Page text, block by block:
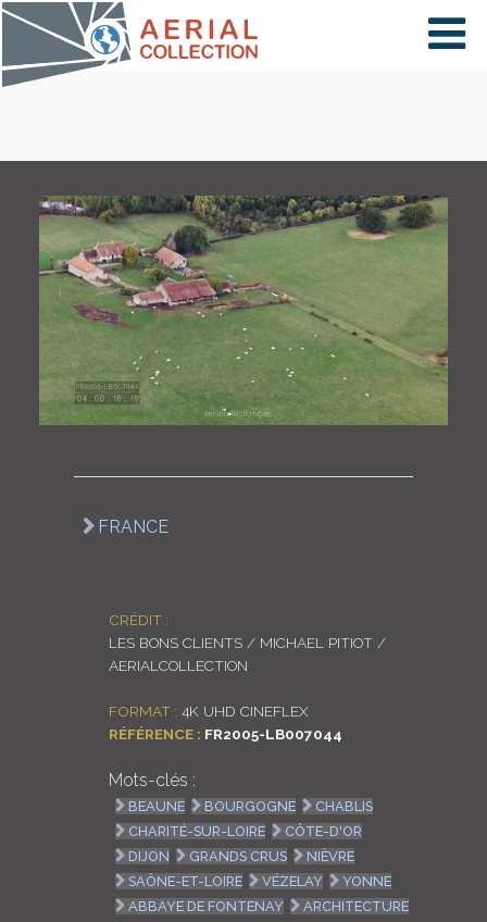
×
PAYS
CARTE
COLLECTIONS
FRANCE
CRÉDIT :
LES BONS CLIENTS / MICHAEL PITIOT /
AERIALCOLLECTION
FORMAT : 4K UHD CINEFLEX
RÉFÉRENCE : FR2005-LB007044
Mots-clés :
BEAUNE BOURGOGNE
CHABLIS
CHARITÉ-SUR-LOIRE
CÔTE-D'OR
DIJON
GRANDS CRUS
NIÈVRE
SAÔNE-ET-LOIRE
VÉZELAY
YONNE
ABBAYE DE FONTENAY
ARCHITECTURE